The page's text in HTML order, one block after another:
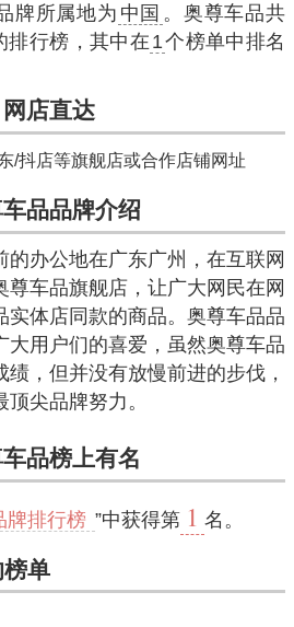
牌所属地为 中国 。奥尊车品共
排行榜，其中在 1个榜单中排名
网店直达
/抖店等旗舰店或合作店铺网址
品品牌介绍
的办公地在广东广州，在互联网
车品旗舰店，让广大网民在网
实体店同款的商品。奥尊车品品
大用户们的喜爱，虽然奥尊车品
，但并没有放慢前进的步伐，
尖品牌努力。
品榜上有名
牌排行榜 ”中获得第 1 名。
单